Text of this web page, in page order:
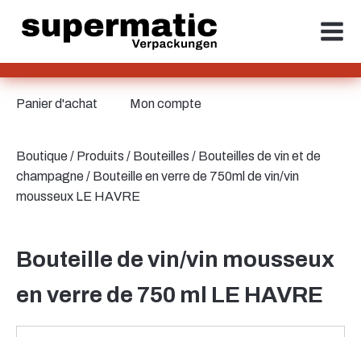
Boutique/ Produits / Bouteilles / Bouteilles de vin et de
champagne/ Bouteille en verre de 750ml de vin/vin
mousseux LE HAVRE
Panier d'achat Mon compte
Bouteille de vin/vin mousseux
en verre de 750 ml LE HAVRE